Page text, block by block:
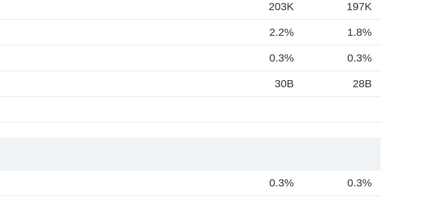
203K 197K
2.2% 1.8%
0.3% 0.3%
30B 28B
0.3% 0.3%